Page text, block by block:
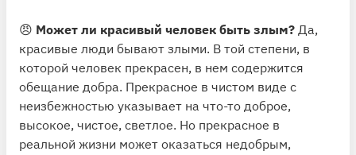
😠 Может ли красивый человек быть злым? Да,
красивые люди бывают злыми. В той степени, в
которой человек прекрасен, в нем содержится
обещание добра. Прекрасное в чистом виде с
неизбежностью указывает на что-то доброе,
высокое, чистое, светлое. Но прекрасное в
реальной жизни может оказаться недобрым,